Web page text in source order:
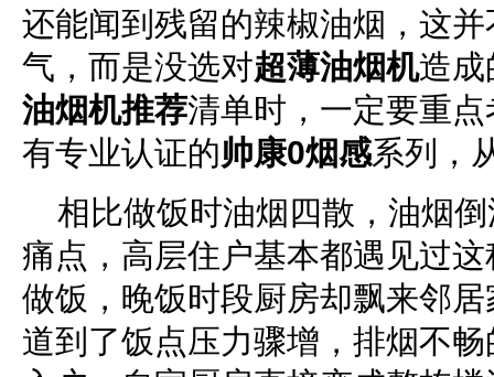
还能闻到残留的辣椒油烟，这
气，而是没选对超薄油烟机造成
油烟机推荐清单时，一定要重点
有专业认证的帅康0烟感系列，
相比做饭时油烟四散，油烟
痛点，高层住户基本都遇见过
做饭，晚饭时段厨房却飘来邻
道到了饭点压力骤增，排烟不